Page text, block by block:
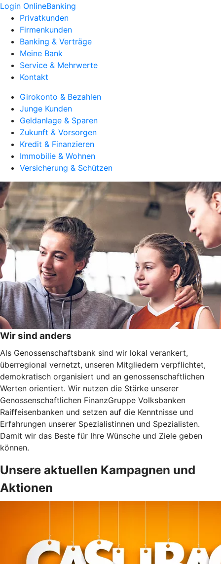
Login OnlineBanking
Privatkunden
Firmenkunden
Banking & Verträge
Meine Bank
Service & Mehrwerte
Kontakt
Girokonto & Bezahlen
Junge Kunden
Geldanlage & Sparen
Zukunft & Vorsorgen
Kredit & Finanzieren
Immobilie & Wohnen
Versicherung & Schützen
Wir sind anders
Als Genossenschaftsbank sind wir lokal verankert,
überregional vernetzt, unseren Mitgliedern verpflichtet,
demokratisch organisiert und an genossenschaftlichen
Werten orientiert. Wir nutzen die Stärke unserer
Genossenschaftlichen FinanzGruppe Volksbanken
Raiffeisenbanken und setzen auf die Kenntnisse und
Erfahrungen unserer Spezialistinnen und Spezialisten.
Damit wir das Beste für Ihre Wünsche und Ziele geben
können.
Unsere aktuellen Kampagnen und
Aktionen